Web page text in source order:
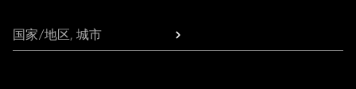
国家/地区, 城市